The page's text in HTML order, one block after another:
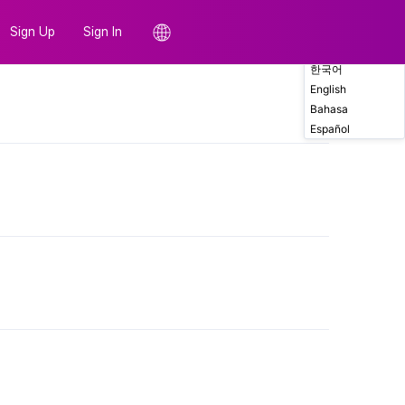
Sign Up Sign In
Comments
한국어
English
Bahasa
Español